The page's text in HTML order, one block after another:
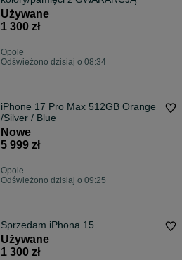
Używane
1 300 zł
Opole
Odświeżono dzisiaj o 08:34
iPhone 17 Pro Max 512GB Orange
/Silver / Blue
Nowe
5 999 zł
Opole
Odświeżono dzisiaj o 09:25
Sprzedam iPhona 15
Używane
1 300 zł